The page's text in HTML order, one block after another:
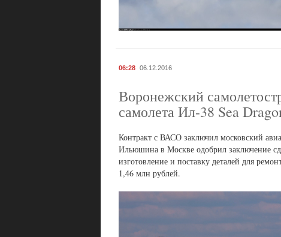
06:28 06.12.2016
Воронежский
самолета Ил-38 Sea
Контракт с ВАСО заключил московский
Ильюшина в Москве одобрил заключение
изготовление и поставку деталей для
1,46 млн рублей.